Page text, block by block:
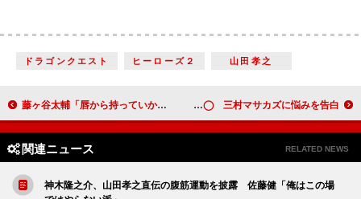
ドラゴンクエスト ヒーローズ２ 山田孝之
藤ヶ谷太輔「唇から持っていかれた」 映画Ｗ主演の窪田正孝に告白!? 桐谷美玲、“ゼロ”にしたいのは◯◯ 三村マサカズに悩みを告白
関連ニュース RELATED NEWS
神木隆之介、山田孝之直伝の腹筋運動を披露 佐藤健「俺はこの場